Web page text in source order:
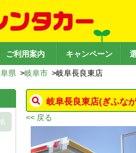
ご利用案内 キャンペーン
県 >岐阜市 >岐阜長良東店
岐阜長良東店(ぎふな
<< 戻る